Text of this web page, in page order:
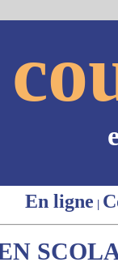
En ligne |